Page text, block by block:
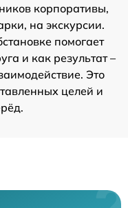
корпоративы,
на экскурсии.
помогает
и как результат –
Это
целей и